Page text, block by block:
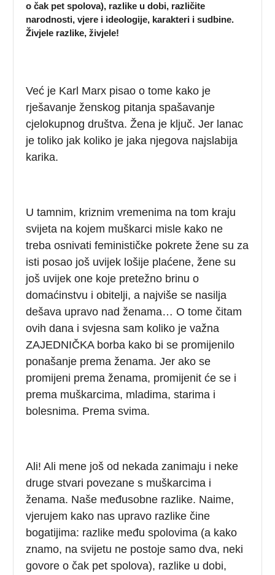
o čak pet spolova), razlike u dobi, različite
narodnosti, vjere i ideologije, karakteri i sudbine.
Živjele razlike, živjele!
Već je Karl Marx pisao o tome kako je
rješavanje ženskog pitanja spašavanje
cjelokupnog društva. Žena je ključ. Jer lanac
je toliko jak koliko je jaka njegova najslabija
karika.
U tamnim, kriznim vremenima na tom kraju
svijeta na kojem muškarci misle kako ne
treba osnivati feminističke pokrete žene su za
isti posao još uvijek lošije plaćene, žene su
još uvijek one koje pretežno brinu o
domaćinstvu i obitelji, a najviše se nasilja
dešava upravo nad ženama… O tome čitam
ovih dana i svjesna sam koliko je važna
ZAJEDNIČKA borba kako bi se promijenilo
ponašanje prema ženama. Jer ako se
promijeni prema ženama, promijenit će se i
prema muškarcima, mladima, starima i
bolesnima. Prema svima.
Ali! Ali mene još od nekada zanimaju i neke
druge stvari povezane s muškarcima i
ženama. Naše međusobne razlike. Naime,
vjerujem kako nas upravo razlike čine
bogatijima: razlike među spolovima (a kako
znamo, na svijetu ne postoje samo dva, neki
govore o čak pet spolova), razlike u dobi,